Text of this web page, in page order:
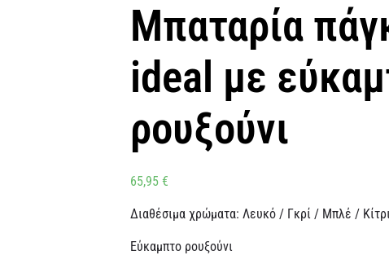
Μπαταρία
ideal με
ρουξούνι
65,95€
Διαθέσιμα χρώματα: Λευκό / Γκρί / Μπλέ /
Εύκαμπτο ρουξούνι